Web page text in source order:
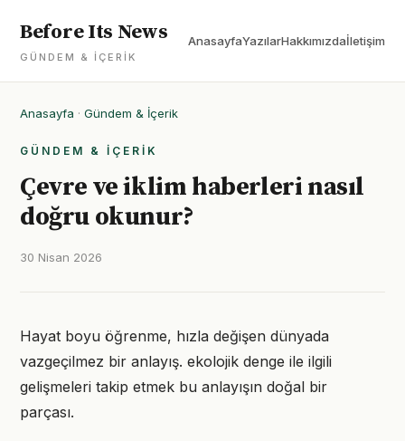
Before Its News
GÜNDEM & İÇERIK
AnasayfaYazılarHakkımızdaİletişim
Anasayfa · Gündem & İçerik
GÜNDEM & İÇERIK
Çevre ve iklim haberleri nasıl
doğru okunur?
30 Nisan 2026
Hayat boyu öğrenme, hızla değişen dünyada
vazgeçilmez bir anlayış. ekolojik denge ile ilgili
gelişmeleri takip etmek bu anlayışın doğal bir
parçası.